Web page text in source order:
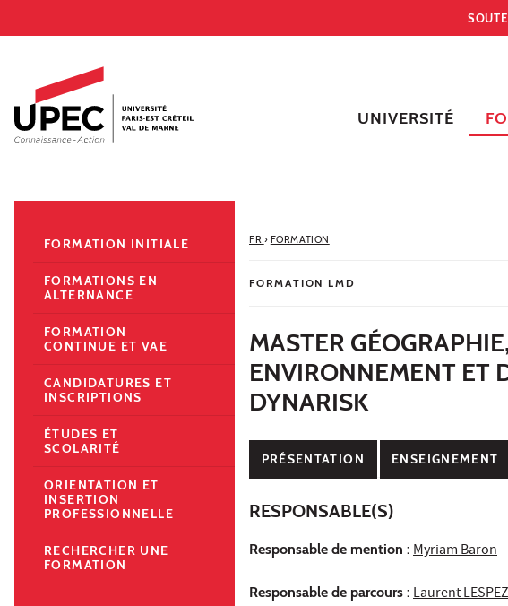
Accès directs
Recherche
Navigation secondaire
UNIVERSITÉ
FR › FORMATION
FORMATION LMD
MASTER
ENVIRONNEMENT ET
DYNARISK
PRÉSENTATION ENSEIGNEMENT
RESPONSABLE(S)
Responsable de mention : Myriam Baron
Responsable de parcours : Laurent LESPEZ
FORMATION INITIALE
FORMATIONS EN
ALTERNANCE
FORMATION
CONTINUE ET VAE
CANDIDATURES ET
INSCRIPTIONS
ÉTUDES ET
SCOLARITÉ
ORIENTATION ET
INSERTION
PROFESSIONNELLE
RECHERCHER UNE
FORMATION